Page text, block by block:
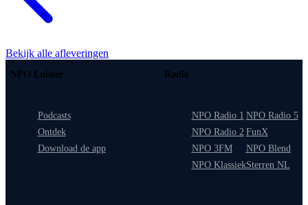
Bekijk alle afleveringen
NPO Luister
Podcasts
Ontdek
Download de app
Radio
NPO Radio 1
NPO Radio 2
NPO 3FM
NPO Klassiek
NPO Radio 5
FunX
NPO Blend
Sterren NL